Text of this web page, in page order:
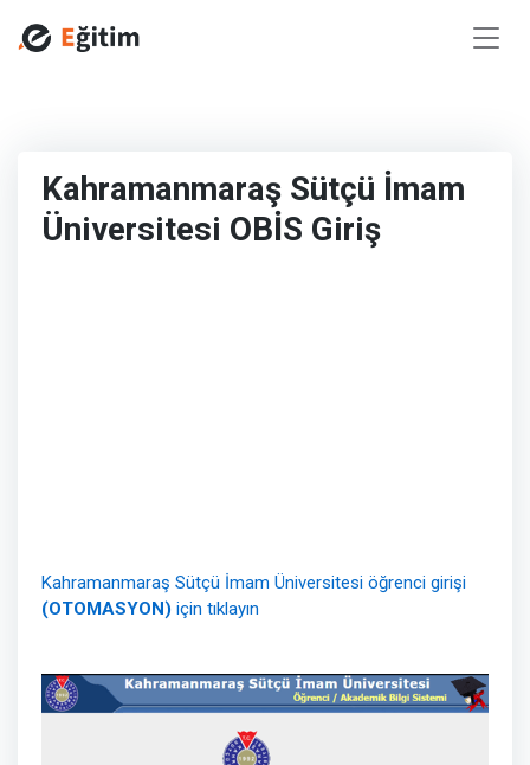
Kahramanmaraş Sütçü İmam
Üniversitesi OBİS Giriş
Kahramanmaraş Sütçü İmam Üniversitesi öğrenci girişi
(OTOMASYON) için tıklayın